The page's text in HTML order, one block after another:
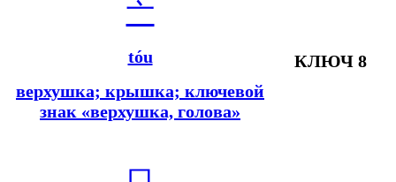
亠
tóu
верхушка; крышка; ключевой
знак «верхушка, голова»
КЛЮЧ 8